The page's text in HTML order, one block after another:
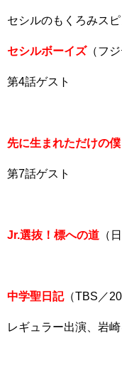
セシルのもくろみス
セシルボーイズ（フジ
第4話ゲスト
先に生まれただけの僕
第7話ゲスト
Jr.選抜！標への道 （
中学聖日記（TBS／
レギュラー出演、岩